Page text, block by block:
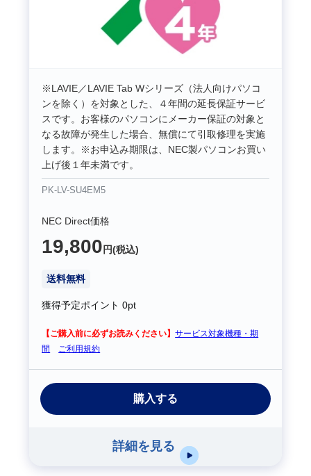
※LAVIE／LAVIE Tab Wシリーズ（法人向けパソコ
ンを除く）を対象とした、４年間の延長保証サービ
スです。お客様のパソコンにメーカー保証の対象と
なる故障が発生した場合、無償にて引取修理を実施
します。※お申込み期限は、NEC製パソコンお買い
上げ後１年未満です。
PK-LV-SU4EM5
NEC Direct価格
19,800 円(税込)
送料無料
獲得予定ポイント0pt
【ご購入前に必ずお読みください】サービス対象機種・期
間
ご利用規約
購入する
詳細を見る